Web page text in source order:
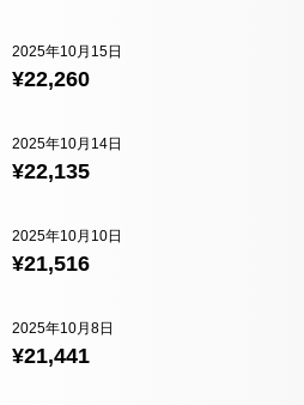
¥22,260
2025年10月15日
¥22,135
2025年10月14日
¥21,516
2025年10月10日
¥21,441
2025年10月8日